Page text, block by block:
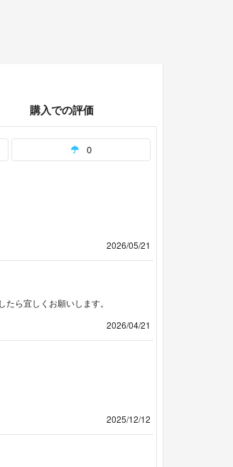
購入での評価
0
2026/05/21
ら宜しくお願いします。
2026/04/21
2025/12/12